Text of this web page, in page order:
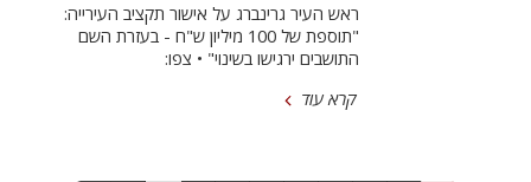
ראש העיר גרינברג על אישור תקציב העירייה:
"תוספת של 100 מיליון ש"ח - בעזרת השם
התושבים ירגישו בשינוי" • צפו:
קרא עוד